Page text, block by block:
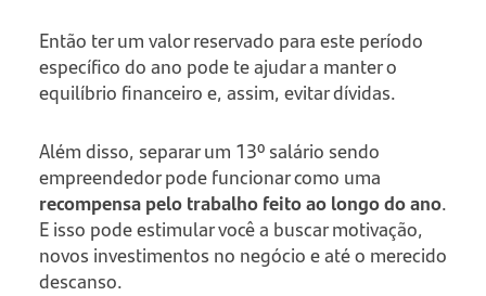
Então ter um valor reservado para este período
específico do ano pode te ajudar a manter o
equilíbrio financeiro e, assim, evitar dívidas.
Além disso, separar um 13º salário sendo
empreendedor pode funcionar como uma
recompensa pelo trabalho feito ao longo do ano.
E isso pode estimular você a buscar motivação,
novos investimentos no negócio e até o merecido
descanso.